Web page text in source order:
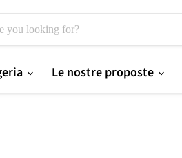
Le nostre proposte